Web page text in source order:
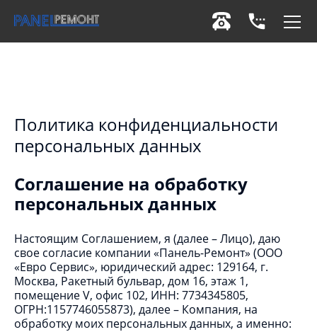
Политика конфиденциальности
персональных данных
Соглашение на обработку
персональных данных
Настоящим Соглашением, я (далее – Лицо), даю
свое согласие компании «Панель-Ремонт» (ООО
«Евро Сервис», юридический адрес: 129164, г.
Москва, Ракетный бульвар, дом 16, этаж 1,
помещение V, офис 102, ИНН: 7734345805,
ОГРН:1157746055873), далее – Компания, на
обработку моих персональных данных, а именно: